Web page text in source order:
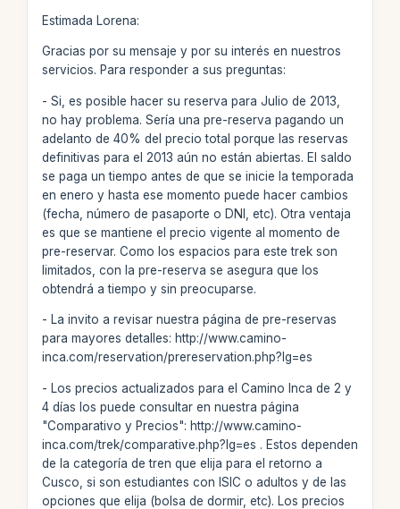
Estimada Lorena:
Gracias por su mensaje y por su interés en nuestros
servicios. Para responder a sus preguntas:
- Si, es posible hacer su reserva para Julio de 2013,
no hay problema. Sería una pre-reserva pagando un
adelanto de 40% del precio total porque las reservas
definitivas para el 2013 aún no están abiertas. El saldo
se paga un tiempo antes de que se inicie la temporada
en enero y hasta ese momento puede hacer cambios
(fecha, número de pasaporte o DNI, etc). Otra ventaja
es que se mantiene el precio vigente al momento de
pre-reservar. Como los espacios para este trek son
limitados, con la pre-reserva se asegura que los
obtendrá a tiempo y sin preocuparse.
- La invito a revisar nuestra página de pre-reservas
para mayores detalles: http://www.camino-
inca.com/reservation/prereservation.php?lg=es
- Los precios actualizados para el Camino Inca de 2 y
4 días los puede consultar en nuestra página
"Comparativo y Precios": http://www.camino-
inca.com/trek/comparative.php?lg=es . Estos dependen
de la categoría de tren que elija para el retorno a
Cusco, si son estudiantes con ISIC o adultos y de las
opciones que elija (bolsa de dormir, etc). Los precios